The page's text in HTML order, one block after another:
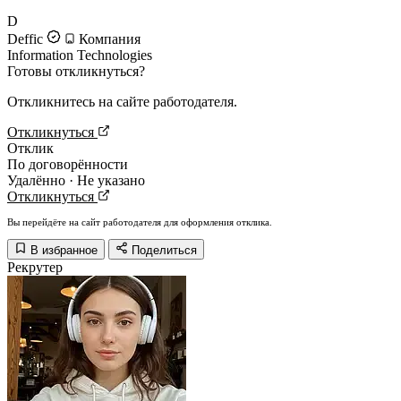
D
Deffic
Компания
Information Technologies
Готовы откликнуться?
Откликнитесь на сайте работодателя.
Откликнуться
Отклик
По договорённости
Удалённо · Не указано
Откликнуться
Вы перейдёте на сайт работодателя для оформления отклика.
В избранное Поделиться
Рекрутер